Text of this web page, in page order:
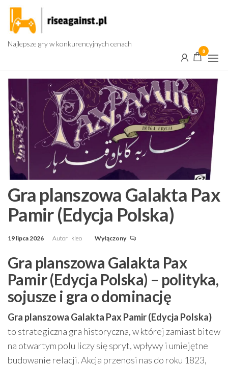
Przejdź
treści
Najlepsze gry w konkurencyjnych cenach
0
Gra planszowa Galakta Pax
Pamir (Edycja Polska)
19 lipca 2026 Autor kleo Wyłączony
Gra planszowa Galakta Pax
Pamir (Edycja Polska) – polityka,
sojusze i gra o dominację
Gra planszowa Galakta Pax Pamir (Edycja Polska)
to strategiczna gra historyczna, w której zamiast bitew
na otwartym polu liczy się spryt, wpływy i umiejętne
budowanie relacji. Akcja przenosi nas do roku 1823,